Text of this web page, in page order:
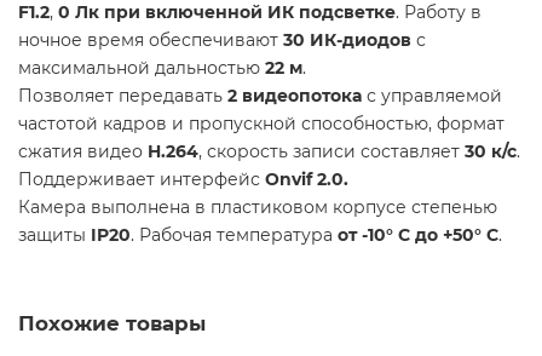
F1.2, 0 Лк при включенной ИК подсветке. Работу в
ночное время обеспечивают 30 ИК-диодов с
максимальной дальностью 22 м.
Позволяет передавать 2 видеопотока с управляемой
частотой кадров и пропускной способностью, формат
сжатия видео H.264, скорость записи составляет 30 к/с.
Поддерживает интерфейс Onvif 2.0.
Камера выполнена в пластиковом корпусе степенью
защиты IP20. Рабочая температура от -10° С до +50° С.
Похожие товары